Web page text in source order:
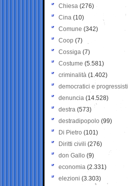
Chiesa (276)
Cina (10)
Comune (342)
Coop (7)
Cossiga (7)
Costume (5.581)
criminalità (1.402)
democratici e progressisti
denuncia (14.528)
destra (573)
destradipopolo (99)
Di Pietro (101)
Diritti civili (276)
don Gallo (9)
economia (2.331)
elezioni (3.303)